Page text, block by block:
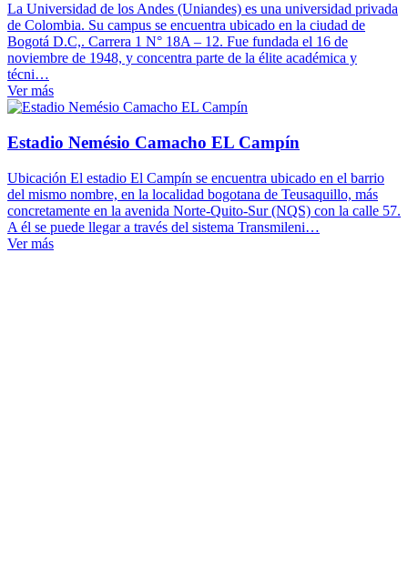
La Universidad de los Andes (Uniandes) es una universidad privada
de Colombia. Su campus se encuentra ubicado en la ciudad de
Bogotá D.C,. Carrera 1 N° 18A – 12. Fue fundada el 16 de
noviembre de 1948, y concentra parte de la élite académica y
técni…
Ver más
Estadio Nemésio Camacho EL Campín
Ubicación El estadio El Campín se encuentra ubicado en el barrio
del mismo nombre, en la localidad bogotana de Teusaquillo, más
concretamente en la avenida Norte-Quito-Sur (NQS) con la calle 57.
A él se puede llegar a través del sistema Transmileni…
Ver más